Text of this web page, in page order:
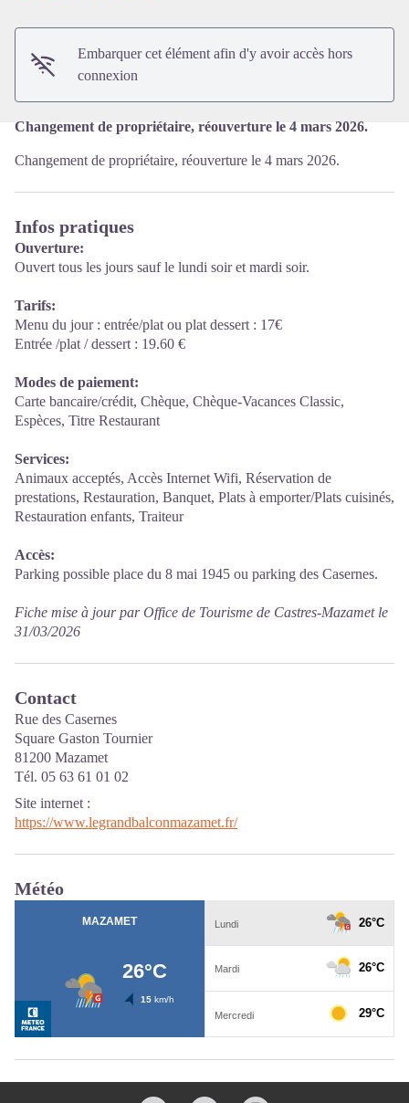
Embarquer cet élément afin d'y avoir accès hors
connexion
Changement de propriétaire, réouverture le 4 mars 2026.
Changement de propriétaire, réouverture le 4 mars 2026.
Infos pratiques
Ouverture:
Ouvert tous les jours sauf le lundi soir et mardi soir.
Tarifs:
Menu du jour : entrée/plat ou plat dessert : 17€
Entrée /plat / dessert : 19.60 €
Modes de paiement:
Carte bancaire/crédit, Chèque, Chèque-Vacances Classic,
Espèces, Titre Restaurant
Services:
Animaux acceptés, Accès Internet Wifi, Réservation de
prestations, Restauration, Banquet, Plats à emporter/Plats cuisinés,
Restauration enfants, Traiteur
Accès:
Parking possible place du 8 mai 1945 ou parking des Casernes.
Fiche mise à jour par Office de Tourisme de Castres-Mazamet le
31/03/2026
Contact
Rue des Casernes
Square Gaston Tournier
81200 Mazamet
Tél. 05 63 61 01 02
Site internet :
https://www.legrandbalconmazamet.fr/
Météo